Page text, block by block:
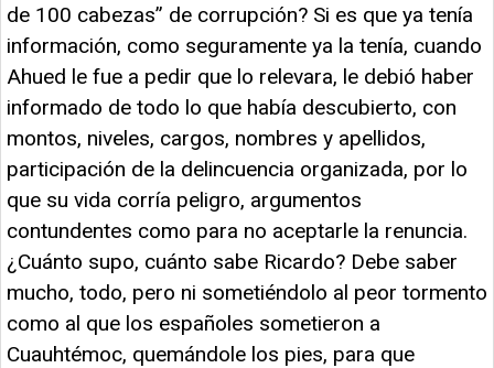
de 100 cabezas” de corrupción? Si es que ya tenía
información, como seguramente ya la tenía, cuando
Ahued le fue a pedir que lo relevara, le debió haber
informado de todo lo que había descubierto, con
montos, niveles, cargos, nombres y apellidos,
participación de la delincuencia organizada, por lo
que su vida corría peligro, argumentos
contundentes como para no aceptarle la renuncia.
¿Cuánto supo, cuánto sabe Ricardo? Debe saber
mucho, todo, pero ni sometiéndolo al peor tormento
como al que los españoles sometieron a
Cuauhtémoc, quemándole los pies, para que